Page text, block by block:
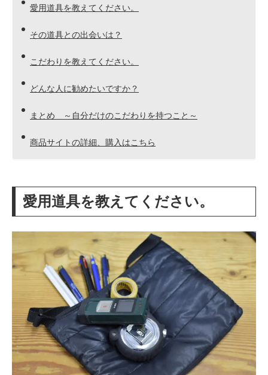
愛用道具を教えてください。
その道具との出会いは？
こだわりを教えてください。
どんな人に勧めたいですか？
まとめ ～自分だけのこだわりを持つこと～
商品サイトの詳細、購入はこちら
愛用道具を教えてください。